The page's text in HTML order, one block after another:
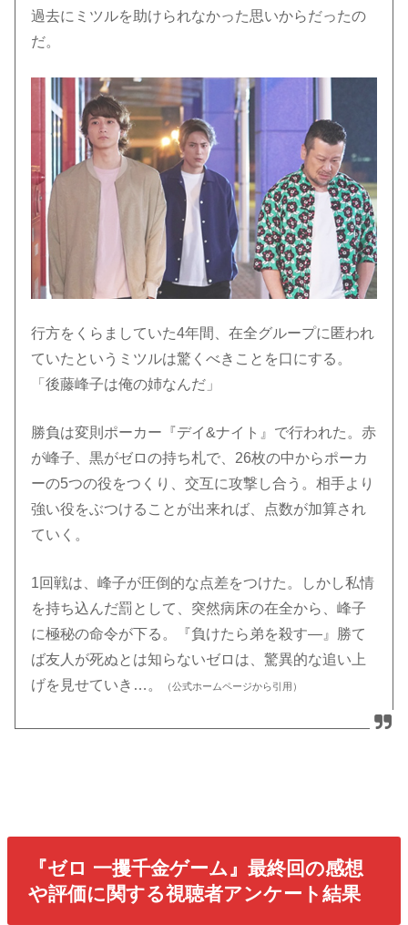
過去にミツルを助けられなかった思いからだったの
だ。
行方をくらましていた4年間、在全グループに匿われ
ていたというミツルは驚くべきことを口にする。
「後藤峰子は俺の姉なんだ」
勝負は変則ポーカー『デイ&ナイト』で行われた。赤
が峰子、黒がゼロの持ち札で、26枚の中からポーカ
ーの5つの役をつくり、交互に攻撃し合う。相手より
強い役をぶつけることが出来れば、点数が加算され
ていく。
1回戦は、峰子が圧倒的な点差をつけた。しかし私情
を持ち込んだ罰として、突然病床の在全から、峰子
に極秘の命令が下る。『負けたら弟を殺す―』勝て
ば友人が死ぬとは知らないゼロは、驚異的な追い上
げを見せていき…。
（公式ホームページから引用）
『ゼロ 一攫千金ゲーム』最終回の感想
や評価に関する視聴者アンケート結果